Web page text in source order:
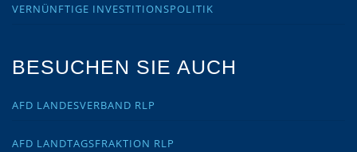
VERNÜNFTIGE INVESTITIONSPOLITIK
BESUCHEN SIE AUCH
AFD LANDESVERBAND RLP
AFD LANDTAGSFRAKTION RLP